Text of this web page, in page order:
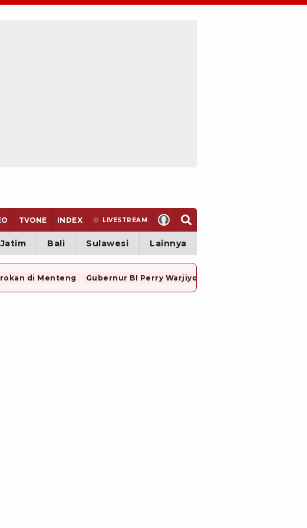
TVONE INDEX LIVESTREAM
Jatim Bali Sulawesi Lainnya
di Menteng Gubernur BI Perry Warjiyo Mundur